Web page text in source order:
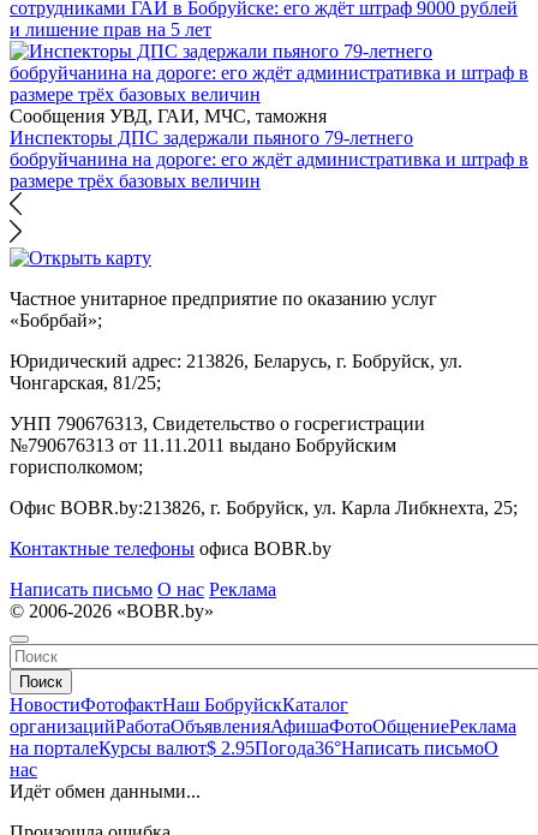
сотрудниками ГАИ в Бобруйске: его ждёт штраф 9000 рублей
и лишение прав на 5 лет
Сообщения УВД, ГАИ, МЧС, таможня
Инспекторы ДПС задержали пьяного 79-летнего
бобруйчанина на дороге: его ждёт административка и штраф в
размере трёх базовых величин
Частное унитарное предприятие по оказанию услуг
«Бобрбай»;
Юридический адрес: 213826, Беларусь, г. Бобруйск, ул.
Чонгарская, 81/25;
УНП 790676313, Свидетельство о госрегистрации
№790676313 от 11.11.2011 выдано Бобруйским
горисполкомом;
Офис BOBR.by:213826, г. Бобруйск, ул. Карла Либкнехта, 25;
Контактные телефоны офиса BOBR.by
Написать письмо О нас Реклама
© 2006-2026 «BOBR.by»
Поиск
НовостиФотофактНаш БобруйскКаталог
организацийРаботаОбъявленияАфишаФотоОбщениеРеклама
на порталеКурсы валют$ 2.95Погода36°Написать письмоО
нас
Идёт обмен данными...